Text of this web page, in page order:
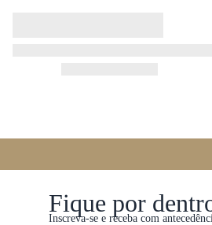
Fique por
Inscreva-se e receba com